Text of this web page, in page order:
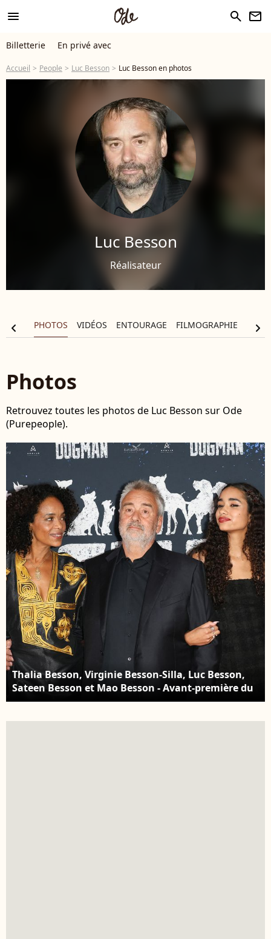
menu search newsletter
Billetterie En privé avec
Accueil People Luc Besson Luc Besson en photos
Luc Besson
Réalisateur
PHOTOS VIDÉOS ENTOURAGE FILMOGRAPHIE
chevron_left chevron_right
Photos
Retrouvez toutes les photos de Luc Besson sur Ode
(Purepeople).
Thalia Besson, Virginie Besson-Silla, Luc Besson,
Sateen Besson et Mao Besson - Avant-première du
film "Dogman" au cinéma UGC Normandie à Paris